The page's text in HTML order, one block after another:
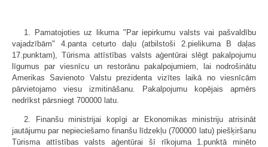
1. Pamatojoties uz likuma "Par iepirkumu valsts vai pašvaldību
vajadzī­bām" 4.panta ceturto daļu (atbilstoši 2.pielikuma B daļas
17.punktam), Tūrisma attīstības valsts aģentūrai slēgt pakalpojumu
līgumus par viesnīcu un restorānu pakalpojumiem, lai nodrošinātu
Amerikas Savienoto Valstu prezidenta vizītes laikā no viesnīcām
pārvietojamo viesu izmitināšanu. Pakalpojumu kopējais apmērs
nedrīkst pārsniegt 700000 latu.
2. Finanšu ministrijai kopīgi ar Ekonomikas ministriju atrisināt
jautājumu par nepieciešamo finanšu līdzekļu (700000 latu) piešķiršanu
Tūrisma attīstības valsts aģentūrai šī rīkojuma 1.punktā minēto